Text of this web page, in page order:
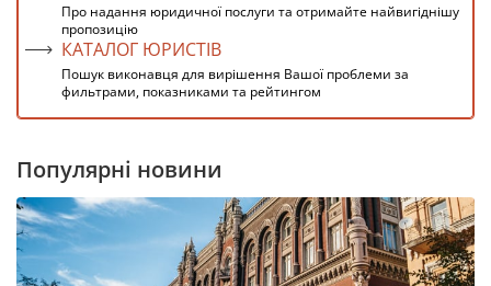
Про надання юридичної послуги та отримайте найвигіднішу
пропозицію
КАТАЛОГ ЮРИСТІВ
Пошук виконавця для вирішення Вашої проблеми за
фильтрами, показниками та рейтингом
Популярні новини